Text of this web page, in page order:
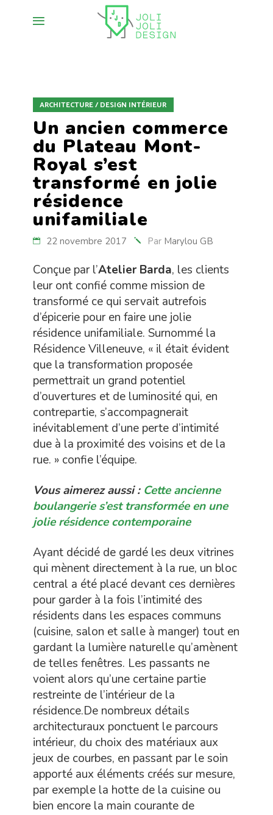
ARCHITECTURE / DESIGN INTÉRIEUR
Un ancien commerce
du Plateau Mont-
Royal s’est
transformé en jolie
résidence
unifamiliale
22 novembre 2017 Par Marylou GB
Conçue par l’Atelier Barda, les clients
leur ont confié comme mission de
transformé ce qui servait autrefois
d’épicerie pour en faire une jolie
résidence unifamiliale. Surnommé la
Résidence Villeneuve, « il était évident
que la transformation proposée
permettrait un grand potentiel
d’ouvertures et de luminosité qui, en
contrepartie, s’accompagnerait
inévitablement d’une perte d’intimité
due à la proximité des voisins et de la
rue. » confie l’équipe.
Vous aimerez aussi : Cette ancienne
boulangerie s’est transformée en une
jolie résidence contemporaine
Ayant décidé de gardé les deux vitrines
qui mènent directement à la rue, un bloc
central a été placé devant ces dernières
pour garder à la fois l’intimité des
résidents dans les espaces communs
(cuisine, salon et salle à manger) tout en
gardant la lumière naturelle qu’amènent
de telles fenêtres. Les passants ne
voient alors qu’une certaine partie
restreinte de l’intérieur de la
résidence.De nombreux détails
architecturaux ponctuent le parcours
intérieur, du choix des matériaux aux
jeux de courbes, en passant par le soin
apporté aux éléments créés sur mesure,
par exemple la hotte de la cuisine ou
bien encore la main courante de